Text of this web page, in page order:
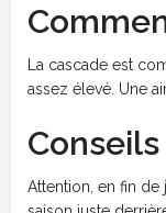
La cascade est
assez élevé. Une
Attention, en fin